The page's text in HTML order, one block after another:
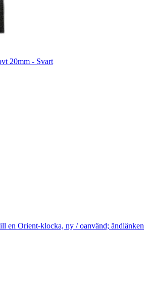
20mm - Svart
en Orient-klocka, ny / oanvänd; ändlänken